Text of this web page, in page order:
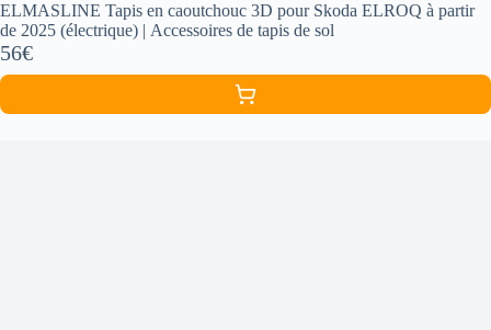
ELMASLINE Tapis en caoutchouc 3D pour Skoda ELROQ à partir
de 2025 (électrique) | Accessoires de tapis de sol
56€